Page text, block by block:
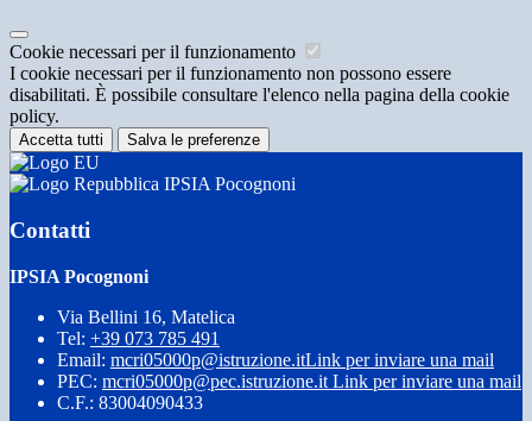
Cookie necessari per il funzionamento
I cookie necessari per il funzionamento non possono essere
disabilitati. È possibile consultare l'elenco nella pagina della cookie
policy.
Accetta tutti Salva le preferenze
IPSIA Pocognoni
Contatti
IPSIA Pocognoni
Via Bellini 16, Matelica
Tel: +39 073 785 491
Email: mcri05000p@istruzione.itLink per inviare una mail
PEC: mcri05000p@pec.istruzione.it Link per inviare una mail
C.F.: 83004090433